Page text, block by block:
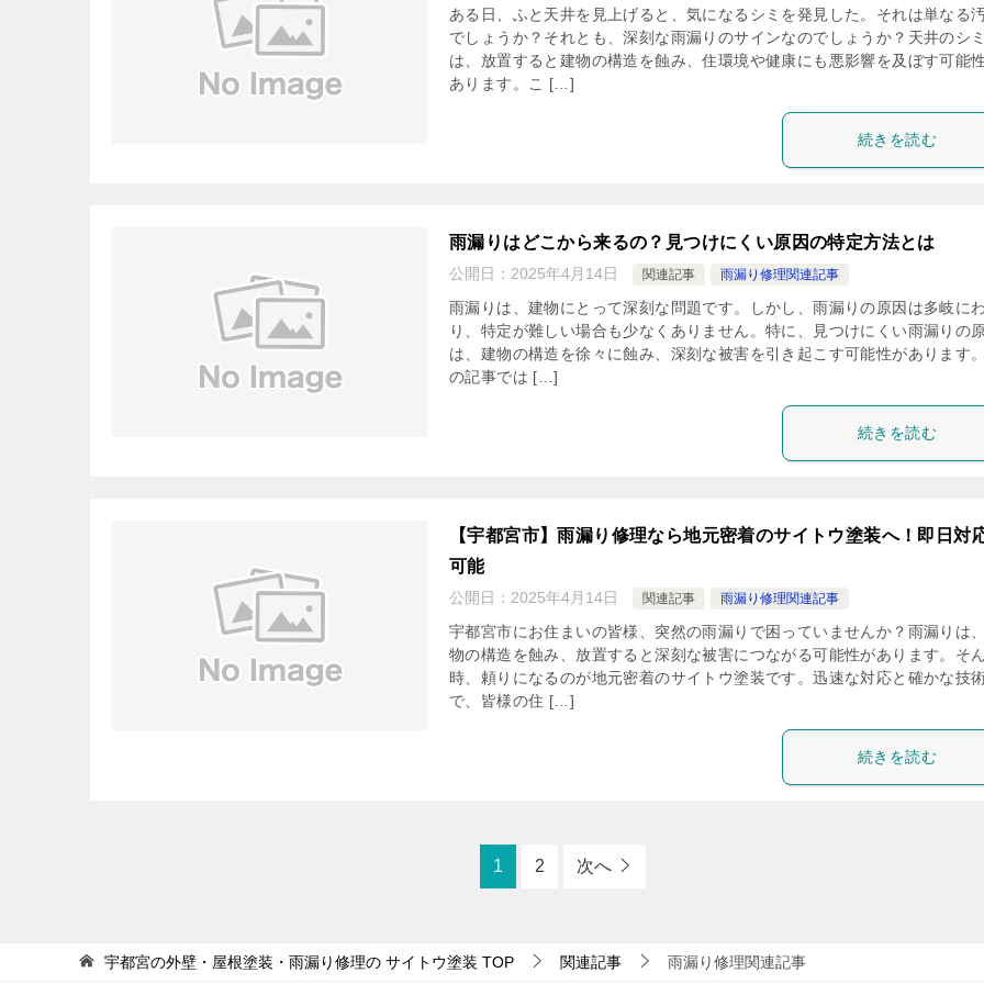
ある日、ふと天井を見上げると、気になるシミを発見した。それは単なる
でしょうか？それとも、深刻な雨漏りのサインなのでしょうか？天井のシミ
は、放置すると建物の構造を蝕み、住環境や健康にも悪影響を及ぼす可能
あります。こ […]
続きを読む
雨漏りはどこから来るの？見つけにくい原因の特定方法とは
公開日： 2025年4月14日 関連記事 雨漏り修理関連記事
雨漏りは、建物にとって深刻な問題です。しかし、雨漏りの原因は多岐に
り、特定が難しい場合も少なくありません。特に、見つけにくい雨漏りの
は、建物の構造を徐々に蝕み、深刻な被害を引き起こす可能性があります
の記事では […]
続きを読む
【宇都宮市】雨漏り修理なら地元密着のサイトウ塗装へ！即日対
可能
公開日： 2025年4月14日 関連記事 雨漏り修理関連記事
宇都宮市にお住まいの皆様、突然の雨漏りで困っていませんか？雨漏りは
物の構造を蝕み、放置すると深刻な被害につながる可能性があります。そ
時、頼りになるのが地元密着のサイトウ塗装です。迅速な対応と確かな技
で、皆様の住 […]
続きを読む
1 2 次へ
宇都宮の外壁・屋根塗装・雨漏り修理の サイトウ塗装 TOP 関連記事 雨漏り修理関連記事